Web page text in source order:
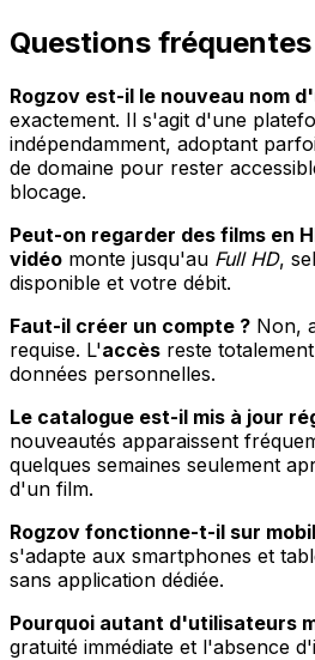
Questions
Rogzov est-il le nouveau nom
exactement. Il s'agit d'une
indépendamment, adoptant
de domaine pour rester
blocage.
Peut-on regarder des films en
vidéo monte jusqu'au Full HD,
disponible et votre débit.
Faut-il créer un compte ? Non,
requise. L'accès reste
données personnelles.
Le catalogue est-il mis à jour
nouveautés apparaissent
quelques semaines seulement
d'un film.
Rogzov fonctionne-t-il sur
s'adapte aux smartphones et
sans application dédiée.
Pourquoi autant d'utilisateurs
gratuité immédiate et l'absence